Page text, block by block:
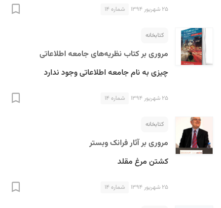
۲۵ شهریور ۱۳۹۴ شماره ۱۴
کتابخانه
مروری بر کتاب نظریه‌های جامعه اطلاعاتی
چیزی به نام جامعه اطلاعاتی وجود ندارد
۲۵ شهریور ۱۳۹۴ شماره ۱۴
کتابخانه
مروری بر آثار فرانک وبستر
کشتن مرغ مقلد
۲۵ شهریور ۱۳۹۴ شماره ۱۴